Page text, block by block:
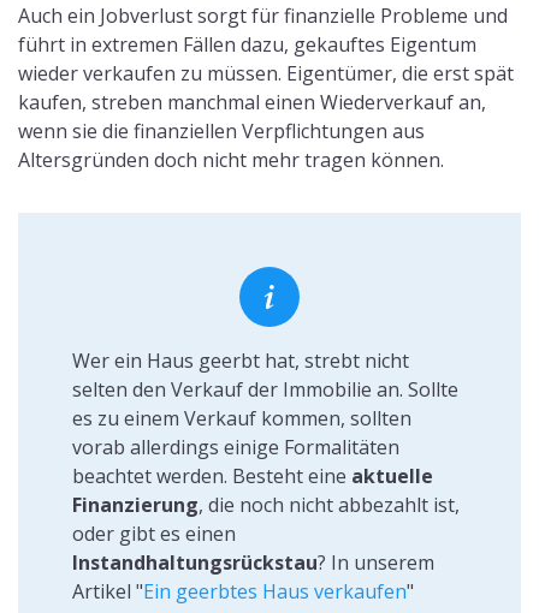
Auch ein Jobverlust sorgt für finanzielle Probleme und
führt in extremen Fällen dazu, gekauftes Eigentum
wieder verkaufen zu müssen. Eigentümer, die erst spät
kaufen, streben manchmal einen Wiederverkauf an,
wenn sie die finanziellen Verpflichtungen aus
Altersgründen doch nicht mehr tragen können.
Wer ein Haus geerbt hat, strebt nicht
selten den Verkauf der Immobilie an. Sollte
es zu einem Verkauf kommen, sollten
vorab allerdings einige Formalitäten
beachtet werden. Besteht eine aktuelle
Finanzierung, die noch nicht abbezahlt ist,
oder gibt es einen
Instandhaltungsrückstau? In unserem
Artikel "Ein geerbtes Haus verkaufen"